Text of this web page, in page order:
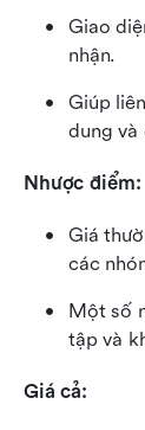
Giao
nhận.
Giúp
dung và
Nhược điểm:
Giá
các
Một số
tập và
Giá cả: